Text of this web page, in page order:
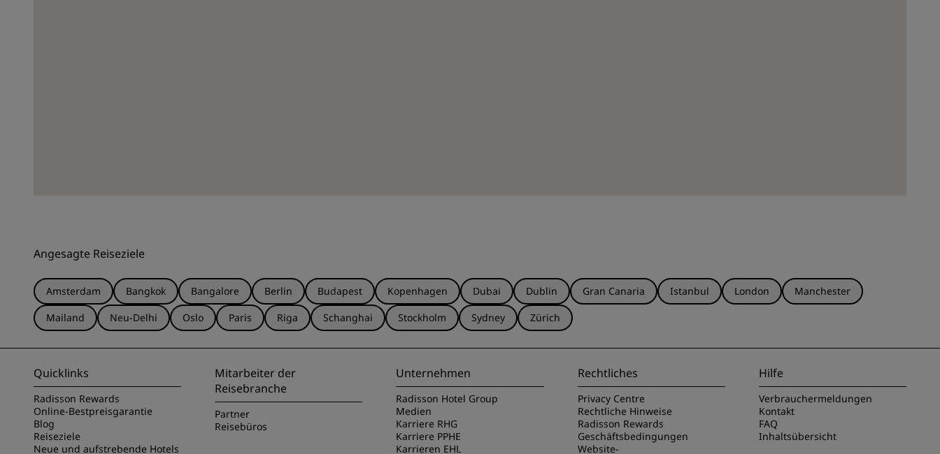
Angesagte Reiseziele
Amsterdam Bangkok Bangalore Berlin Budapest Kopenhagen Dubai Dublin Gran Canaria Istanbul London
Manchester
Mailand
Neu-Delhi Oslo Paris Riga Schanghai Stockholm Sydney Zürich
Quicklinks
Radisson Rewards
Online-Bestpreisgarantie
Blog
Reiseziele
Neue und aufstrebende Hotels
Mitarbeiter der
Reisebranche
Partner
Reisebüros
Unternehmen
Radisson Hotel Group
Medien
Karriere RHG
Karriere PPHE
Karrieren EHL
Rechtliches
Privacy Centre
Rechtliche Hinweise
Radisson Rewards
Geschäftsbedingungen
Website-
Hilfe
Verbrauchermeldungen
Kontakt
FAQ
Inhaltsübersicht